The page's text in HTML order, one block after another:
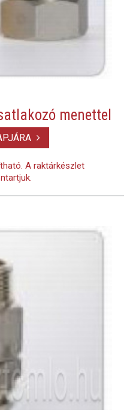
menettel
A raktárkészlet